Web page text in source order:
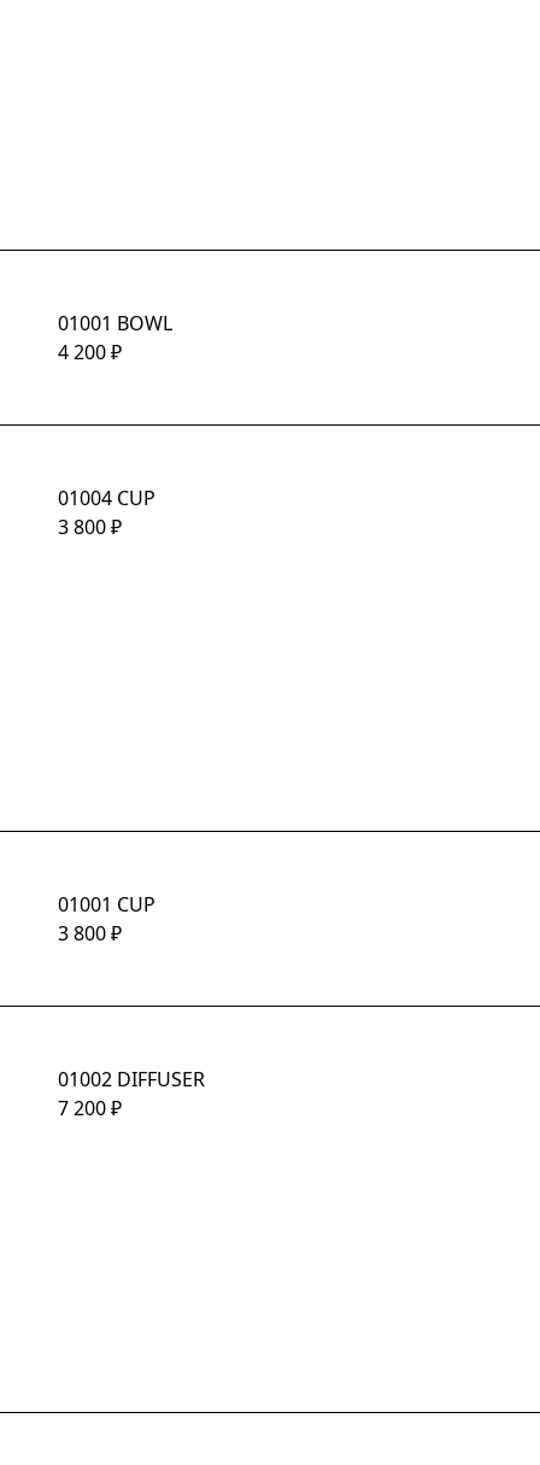
01001 BOWL
4 200₽
01004 CUP
3 800₽
01001 CUP
3 800₽
01002 DIFFUSER
7 200₽